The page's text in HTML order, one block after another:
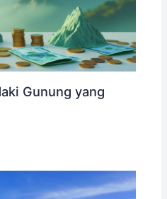
Gunung yang